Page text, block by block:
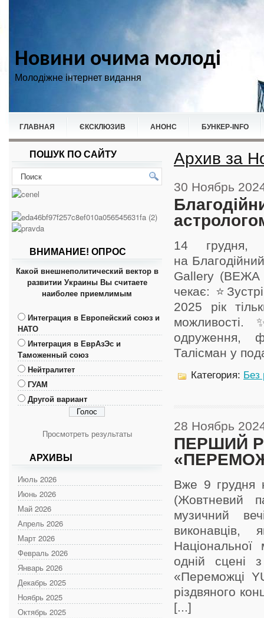
Новини очима молоді
Молодіжне інтернет видання
ГЛАВНАЯ ЄКСКЛЮЗИВ АНОНС БУНКЕР-ІNFO
НОВИНИ СПОРТ
ПОШУК ПО САЙТУ
ВНИМАНИЕ! ОПРОС
Какой внешнеполитический вектор в
развитии Украины Вы считаете
наиболее приемлимым
Интеграция в Европейский союз и
НАТО
Интеграция в ЕврАзЭс и
Таможенный союз
Нейтралитет
ГУАМ
Другой вариант
Просмотреть результаты
АРХИВЫ
Июль 2026
Июнь 2026
Май 2026
Апрель 2026
Март 2026
Февраль 2026
Январь 2026
Декабрь 2025
Ноябрь 2025
Октябрь 2025
Архив за
30 Ноябрь
14 грудня,
на
Gallery (ВЕЖА
чекає:
2025 рік
одруження,
Талісман у
Категория: Без
28 Ноябрь
ПЕРШИЙ
Вже 9 грудня
(Жовтневий
музичний
виконавців,
одній сцені
«Переможці
різдвяного
[...]